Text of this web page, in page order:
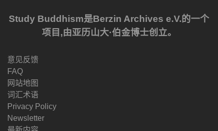
Study Buddhism是Berzin Archives e.V.的一个
项目,由亚历山大·伯金博士创立。
意见反馈
FAQ
网站地图
词汇术语
Privacy Policy
Newsletter